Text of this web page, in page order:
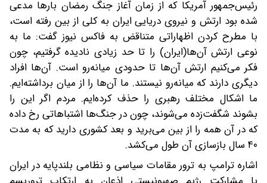
رئیس‌جمهور آمریکا که از زمان آغاز جنگ رمضان بارها مدعی
شده بود ارتش و نیروی دریایی ایران به کلی از بین رفته است،
با مطرح کردن اظهاراتی متناقض به فاکس نیوز گفت: ما به
نوعی ارتش آن‌ها(ایران) را تا حد زیادی نادیده گرفتیم، چون
فکر می‌کنیم ارتش آن‌ها تا حدودی میانه‌رو است. آن‌ها افراد
دیگری دارند که میانه‌رو نیستند. ما آن‌ها را از میان برداشته‌ایم.
ما اشکال مختلف رهبری را حذف کرده‌ایم. مردم اگر این را
بشوند شگفت‌زده می‌شوند، چون در جنگ‌ها اشتباهاتی رخ داده
که در آن‌ همه را از بین می‌برید و بعد کشوری دارید که به مدت
۴۰ سال بازسازی آن طول می‌کشد.
اشاره ترامپ به ترور مقامات سیاسی و نظامی بلندپایه در ایران